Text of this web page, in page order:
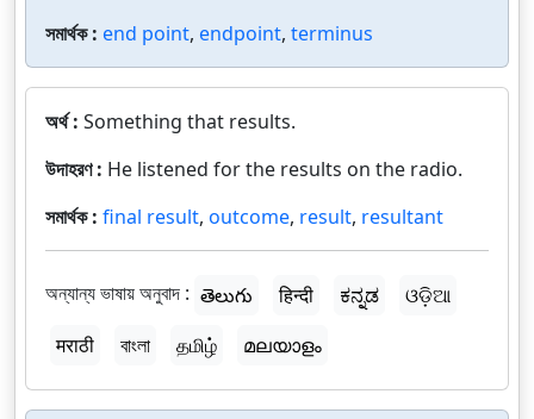
সমার্থক : end point, endpoint, terminus
অর্থ : Something that results.
উদাহরণ : He listened for the results on the radio.
সমার্থক : final result, outcome, result, resultant
অন্যান্য ভাষায় অনুবাদ : తెలుగు हिन्दी ಕನ್ನಡ
ଓଡ଼ିଆ
मराठी
বাংলা தமிழ் മലയാളം